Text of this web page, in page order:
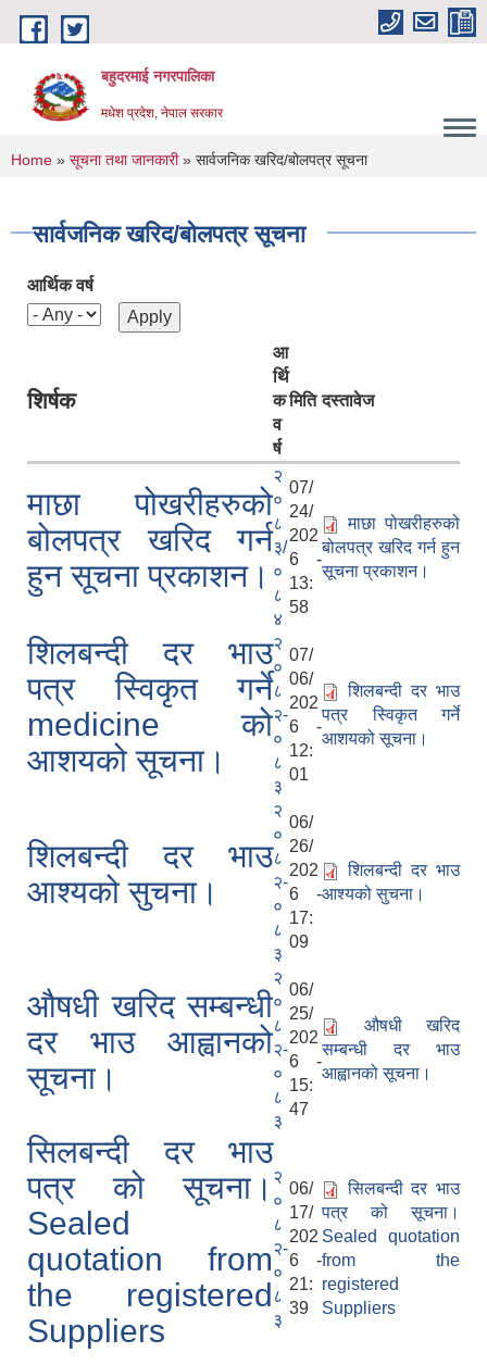
Skip to main content
बहुदरमाई नगरपालिका
मधेश प्रदेश, नेपाल सरकार
You are here
Home » सूचना तथा जानकारी» सार्वजनिक खरिद/बोलपत्र सूचना
सार्वजनिक खरिद/बोलपत्र सूचना
आर्थिक वर्ष
शिर्षक
आ
र्थि
क
व
र्ष
मिति दस्तावेज
माछा पोखरीहरुको
बोलपत्र खरिद गर्न
हुन सूचना प्रकाशन।
२
०
८
३/
०
८
४
07/
24/
202
6 -
13:
58
माछा पोखरीहरुको
बोलपत्र खरिद गर्न हुन
सूचना प्रकाशन।
शिलबन्दी दर भाउ
पत्र स्विकृत गर्ने
medicine को
आशयको सूचना।
२
०
८
२-
०
८
३
07/
06/
202
6 -
12:
01
शिलबन्दी दर भाउ
पत्र स्विकृत गर्ने
आशयको सूचना।
शिलबन्दी दर भाउ
आश्यको सुचना।
२
०
८
२-
०
८
३
06/
26/
202
6 -
17:
09
शिलबन्दी दर भाउ
आश्यको सुचना।
औषधी खरिद सम्बन्धी
दर भाउ आह्वानको
सूचना।
२
०
८
२-
०
८
३
06/
25/
202
6 -
15:
47
औषधी खरिद
सम्बन्धी दर भाउ
आह्वानको सूचना।
सिलबन्दी दर भाउ
पत्र को सूचना।
Sealed
quotation from
the registered
Suppliers
२
०
८
२-
०
८
३
06/
17/
202
6 -
21:
39
सिलबन्दी दर भाउ
पत्र को सूचना।
Sealed quotation
from the
registered
Suppliers